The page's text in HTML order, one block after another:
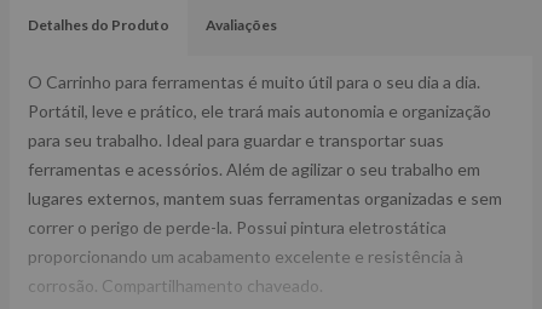
Detalhes do Produto Avaliações
O Carrinho para ferramentas é muito útil para o seu dia a dia.
Portátil, leve e prático, ele trará mais autonomia e organização
para seu trabalho. Ideal para guardar e transportar suas
ferramentas e acessórios. Além de agilizar o seu trabalho em
lugares externos, mantem suas ferramentas organizadas e sem
correr o perigo de perde-la. Possui pintura eletrostática
proporcionando um acabamento excelente e resistência à
corrosão. Compartilhamento chaveado.